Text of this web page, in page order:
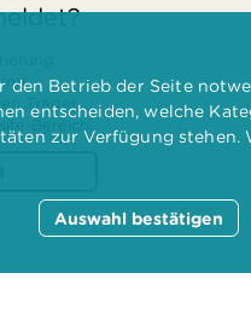
Träger
Bereich.
den Betrieb der Seite
entscheiden, welche
zur Verfügung stehen.
Auswahl bestätigen